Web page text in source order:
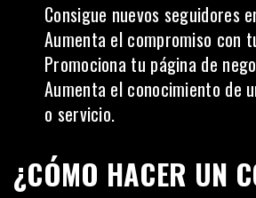
Consigue nuevos seguidores
Aumenta el compromiso con
Promociona tu página de
Aumenta el conocimiento de
o servicio.
¿CÓMO HACER UN